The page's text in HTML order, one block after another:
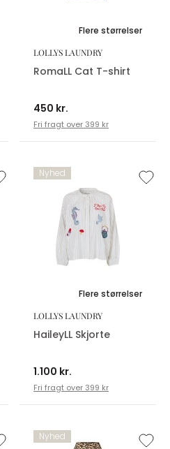
Flere størrelser
LOLLYS LAUNDRY
RomaLL Cat T-shirt
450 kr.
Fri fragt over 399 kr
Nyhed
Flere størrelser
LOLLYS LAUNDRY
HaileyLL Skjorte
1.100 kr.
Fri fragt over 399 kr
Nyhed